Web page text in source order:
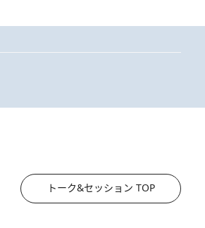
トーク&セッション TOP